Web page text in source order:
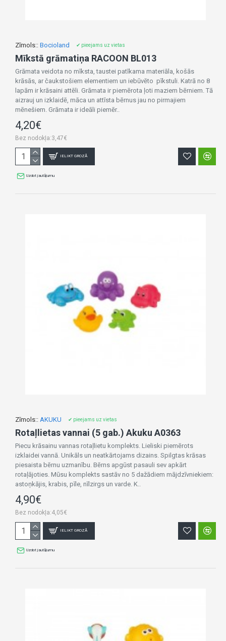
Zīmols:: Bocioland ✔ pieejams uz vietas
Mīkstā grāmatiņa RACOON BL013
Grāmata veidota no mīksta, taustei patīkama materiāla, košās
krāsās, ar čaukstošiem elementiem un iebūvēto pīkstuli. Katrā no 8
lapām ir krāsaini attēli. Grāmata ir piemērota ļoti maziem bērniem. Tā
aizrauj un izklaidē, māca un attīsta bērnus jau no pirmajiem
mēnešiem. Grāmata ir ideāli piemēr..
4,20€
Bez nodokļa:3,47€
IELIKT GROZĀ
Uzdot jautājumu
Zīmols:: AKUKU ✔ pieejams uz vietas
Rotaļlietas vannai (5 gab.) Akuku A0363
Piecu krāsainu vannas rotaļlietu komplekts. Lieliski piemērots
izklaidei vannā. Unikāls un neatkārtojams dizains. Spilgtas krāsas
piesaista bērnu uzmanību. Bērns apgūst pasauli sev apkārt
rotaļājoties. Mūsu komplekts sastāv no 5 dažādiem mājdzīvniekiem:
astoņkājis, krabis, pīle, nīlzirgs un varde. K..
4,90€
Bez nodokļa:4,05€
IELIKT GROZĀ
Uzdot jautājumu